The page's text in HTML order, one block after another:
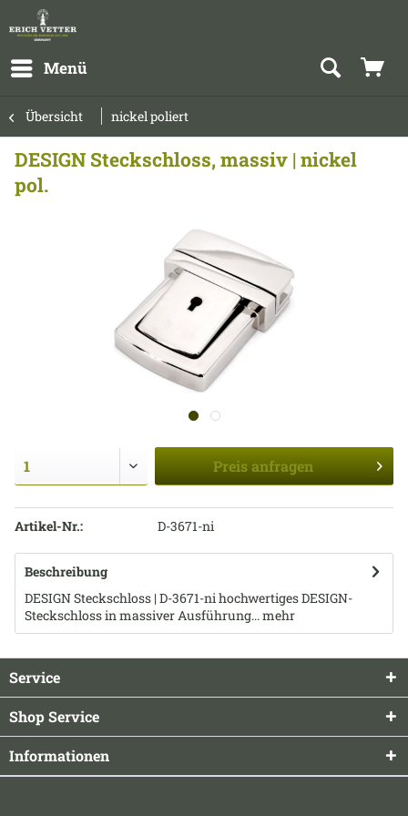
Menü
Übersicht nickel poliert
DESIGN Steckschloss, massiv | nickel
pol.
Preis anfragen
Artikel-Nr.: D-3671-ni
Beschreibung
DESIGN Steckschloss | D-3671-ni hochwertiges DESIGN-
Steckschloss in massiver Ausführung...mehr
Service
Shop Service
Informationen